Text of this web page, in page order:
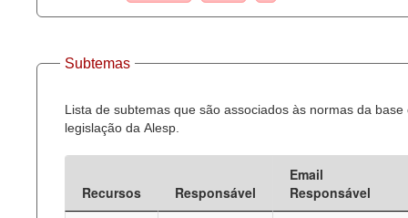
Subtemas
Lista de subtemas que são associados às normas da base
legislação da Alesp.
Recursos Responsável
Email
Responsável